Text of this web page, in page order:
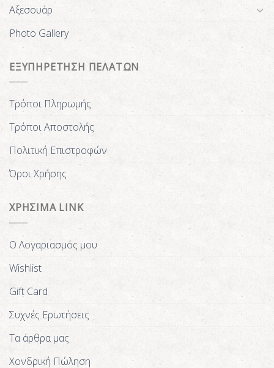
Αξεσουάρ
Photo Gallery
ΕΞΥΠΗΡΕΤΗΣΗ ΠΕΛΑΤΩΝ
Τρόποι Πληρωμής
Τρόποι Αποστολής
Πολιτική Επιστροφών
Όροι Χρήσης
ΧΡΗΣΙΜΑ LINK
Ο Λογαριασμός μου
Wishlist
Gift Card
Συχνές Ερωτήσεις
Τα άρθρα μας
Χονδρική Πώληση